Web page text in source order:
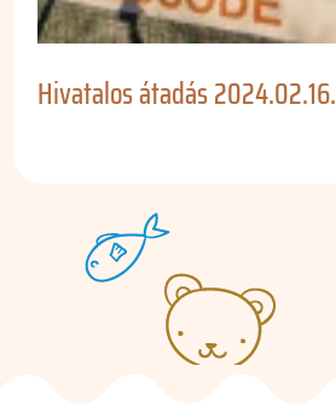
Hivatalos átadás 2024.02.16.